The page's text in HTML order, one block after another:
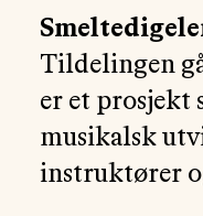
Tildelingen
er et prosjekt
musikalsk
instruktører